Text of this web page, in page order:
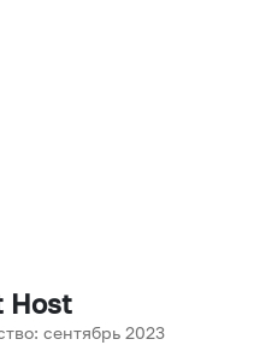
Host
сентябрь 2023